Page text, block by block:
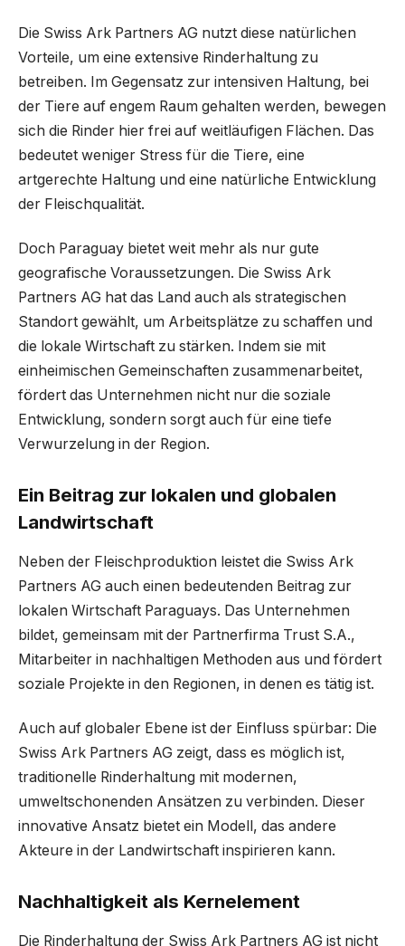
Die Swiss Ark Partners AG nutzt diese natürlichen
Vorteile, um eine extensive Rinderhaltung zu
betreiben. Im Gegensatz zur intensiven Haltung, bei
der Tiere auf engem Raum gehalten werden, bewegen
sich die Rinder hier frei auf weitläufigen Flächen. Das
bedeutet weniger Stress für die Tiere, eine
artgerechte Haltung und eine natürliche Entwicklung
der Fleischqualität.
Doch Paraguay bietet weit mehr als nur gute
geografische Voraussetzungen. Die Swiss Ark
Partners AG hat das Land auch als strategischen
Standort gewählt, um Arbeitsplätze zu schaffen und
die lokale Wirtschaft zu stärken. Indem sie mit
einheimischen Gemeinschaften zusammenarbeitet,
fördert das Unternehmen nicht nur die soziale
Entwicklung, sondern sorgt auch für eine tiefe
Verwurzelung in der Region.
Ein Beitrag zur lokalen und globalen
Landwirtschaft
Neben der Fleischproduktion leistet die Swiss Ark
Partners AG auch einen bedeutenden Beitrag zur
lokalen Wirtschaft Paraguays. Das Unternehmen
bildet, gemeinsam mit der Partnerfirma Trust S.A.,
Mitarbeiter in nachhaltigen Methoden aus und fördert
soziale Projekte in den Regionen, in denen es tätig ist.
Auch auf globaler Ebene ist der Einfluss spürbar: Die
Swiss Ark Partners AG zeigt, dass es möglich ist,
traditionelle Rinderhaltung mit modernen,
umweltschonenden Ansätzen zu verbinden. Dieser
innovative Ansatz bietet ein Modell, das andere
Akteure in der Landwirtschaft inspirieren kann.
Nachhaltigkeit als Kernelement
Die Rinderhaltung der Swiss Ark Partners AG ist nicht